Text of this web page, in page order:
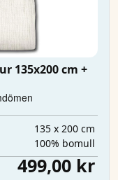
135x200 cm +
135 x 200 cm
100% bomull
499,00 kr